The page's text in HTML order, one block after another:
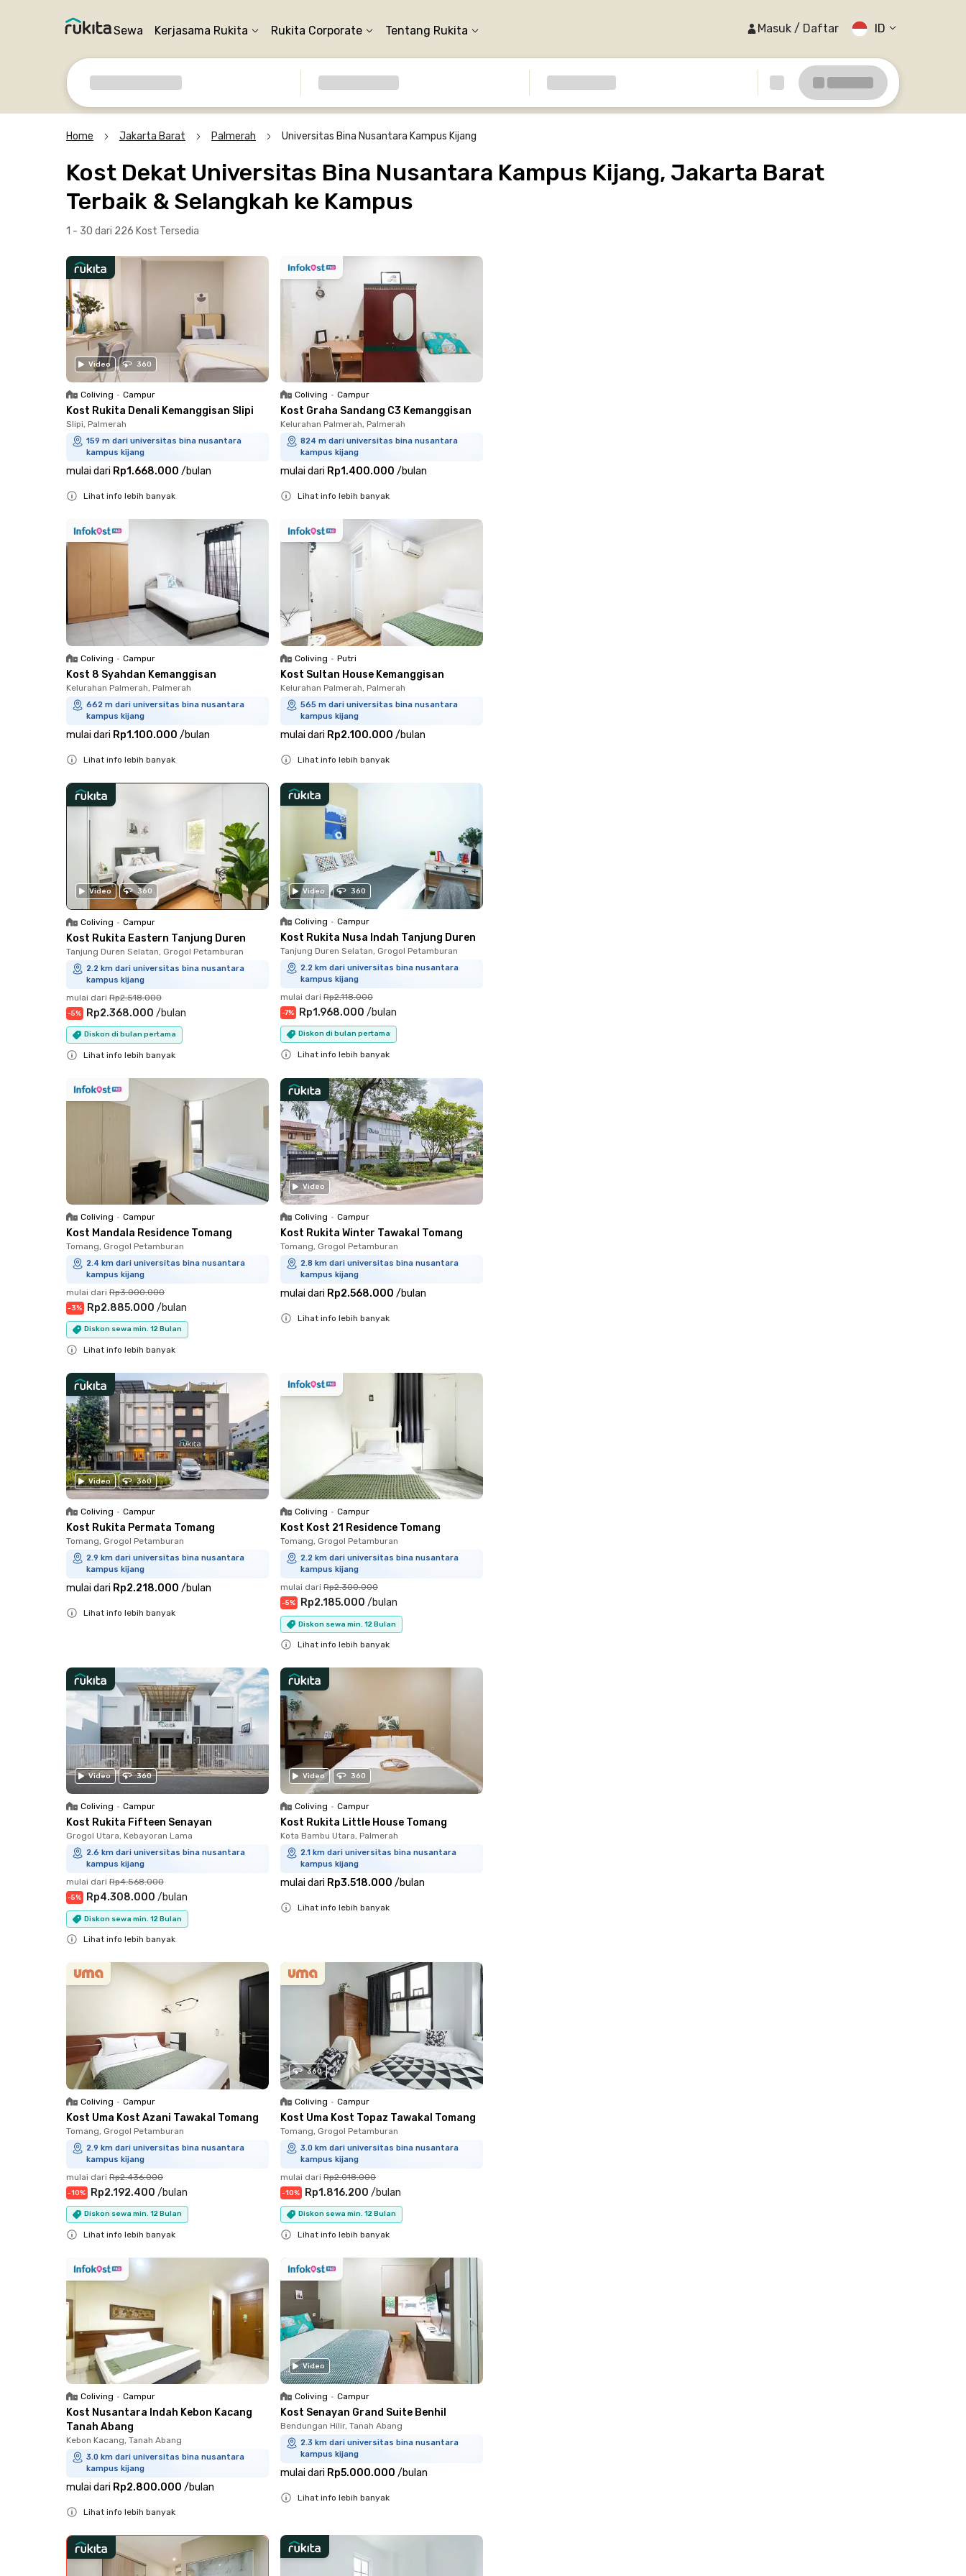
Sewa Kerjasama Rukita Rukita Corporate Tentang Rukita Masuk / Daftar ID
Home Jakarta Barat Palmerah Universitas Bina Nusantara Kampus Kijang
Kost Dekat Universitas Bina Nusantara Kampus Kijang, Jakarta Barat
Terbaik & Selangkah ke Kampus
1 - 30 dari 226 Kost Tersedia
Video 360
Coliving • Campur
Kost Rukita Denali Kemanggisan Slipi
Slipi, Palmerah
159 m dari universitas bina nusantara
kampus kijang
mulai dari Rp1.668.000 /bulan
Lihat info lebih banyak
Coliving • Campur
Kost Graha Sandang C3 Kemanggisan
Kelurahan Palmerah, Palmerah
824 m dari universitas bina nusantara
kampus kijang
mulai dari Rp1.400.000 /bulan
Lihat info lebih banyak
Coliving • Campur
Kost 8 Syahdan Kemanggisan
Kelurahan Palmerah, Palmerah
662 m dari universitas bina nusantara
kampus kijang
mulai dari Rp1.100.000 /bulan
Lihat info lebih banyak
Coliving • Putri
Kost Sultan House Kemanggisan
Kelurahan Palmerah, Palmerah
565 m dari universitas bina nusantara
kampus kijang
mulai dari Rp2.100.000 /bulan
Lihat info lebih banyak
Video 360
Coliving • Campur
Kost Rukita Eastern Tanjung Duren
Tanjung Duren Selatan, Grogol Petamburan
2.2 km dari universitas bina nusantara
kampus kijang
mulai dari Rp2.518.000
-5% Rp2.368.000 /bulan
Diskon di bulan pertama
Lihat info lebih banyak
Video 360
Coliving • Campur
Kost Rukita Nusa Indah Tanjung Duren
Tanjung Duren Selatan, Grogol Petamburan
2.2 km dari universitas bina nusantara
kampus kijang
mulai dari Rp2.118.000
-7% Rp1.968.000 /bulan
Diskon di bulan pertama
Lihat info lebih banyak
Coliving • Campur
Kost Mandala Residence Tomang
Tomang, Grogol Petamburan
2.4 km dari universitas bina nusantara
kampus kijang
mulai dari Rp3.000.000
-3% Rp2.885.000 /bulan
Diskon sewa min. 12 Bulan
Lihat info lebih banyak
Video
Coliving • Campur
Kost Rukita Winter Tawakal Tomang
Tomang, Grogol Petamburan
2.8 km dari universitas bina nusantara
kampus kijang
mulai dari Rp2.568.000 /bulan
Lihat info lebih banyak
Video 360
Coliving • Campur
Kost Rukita Permata Tomang
Tomang, Grogol Petamburan
2.9 km dari universitas bina nusantara
kampus kijang
mulai dari Rp2.218.000 /bulan
Lihat info lebih banyak
Coliving • Campur
Kost Kost 21 Residence Tomang
Tomang, Grogol Petamburan
2.2 km dari universitas bina nusantara
kampus kijang
mulai dari Rp2.300.000
-5% Rp2.185.000 /bulan
Diskon sewa min. 12 Bulan
Lihat info lebih banyak
Video 360
Coliving • Campur
Kost Rukita Fifteen Senayan
Grogol Utara, Kebayoran Lama
2.6 km dari universitas bina nusantara
kampus kijang
mulai dari Rp4.568.000
-5% Rp4.308.000 /bulan
Diskon sewa min. 12 Bulan
Lihat info lebih banyak
Video 360
Coliving • Campur
Kost Rukita Little House Tomang
Kota Bambu Utara, Palmerah
2.1 km dari universitas bina nusantara
kampus kijang
mulai dari Rp3.518.000 /bulan
Lihat info lebih banyak
Coliving • Campur
Kost Uma Kost Azani Tawakal Tomang
Tomang, Grogol Petamburan
2.9 km dari universitas bina nusantara
kampus kijang
mulai dari Rp2.436.000
-10% Rp2.192.400 /bulan
Diskon sewa min. 12 Bulan
Lihat info lebih banyak
360
Coliving • Campur
Kost Uma Kost Topaz Tawakal Tomang
Tomang, Grogol Petamburan
3.0 km dari universitas bina nusantara
kampus kijang
mulai dari Rp2.018.000
-10% Rp1.816.200 /bulan
Diskon sewa min. 12 Bulan
Lihat info lebih banyak
Coliving • Campur
Kost Nusantara Indah Kebon Kacang
Tanah Abang
Kebon Kacang, Tanah Abang
3.0 km dari universitas bina nusantara
kampus kijang
mulai dari Rp2.800.000 /bulan
Lihat info lebih banyak
Video
Coliving • Campur
Kost Senayan Grand Suite Benhil
Bendungan Hilir, Tanah Abang
2.3 km dari universitas bina nusantara
kampus kijang
mulai dari Rp5.000.000 /bulan
Lihat info lebih banyak